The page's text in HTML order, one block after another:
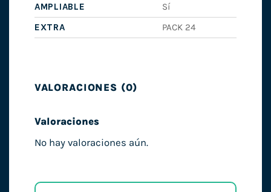
AMPLIABLE
Sí
EXTRA
PACK 24
VALORACIONES (0)
Valoraciones
No hay valoraciones aún.